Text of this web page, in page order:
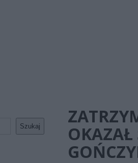
Szukaj
OKAZAŁ